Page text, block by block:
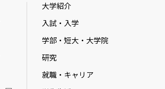
大学紹介
入試・入学
学部・短大・大学院
研究
就職・キャリア